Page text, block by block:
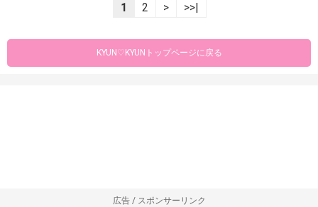
1 2 > >>|
KYUN♡KYUNトップページに戻る
広告 / スポンサーリンク